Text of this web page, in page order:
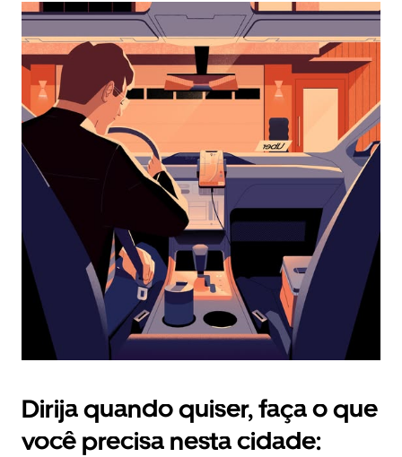
interagir
o
calendário
selecionar
uma
data.
Pressione
a
tecla
“ESC”
o
calendário.
Dirija quando quiser, faça o que
você precisa nesta cidade: